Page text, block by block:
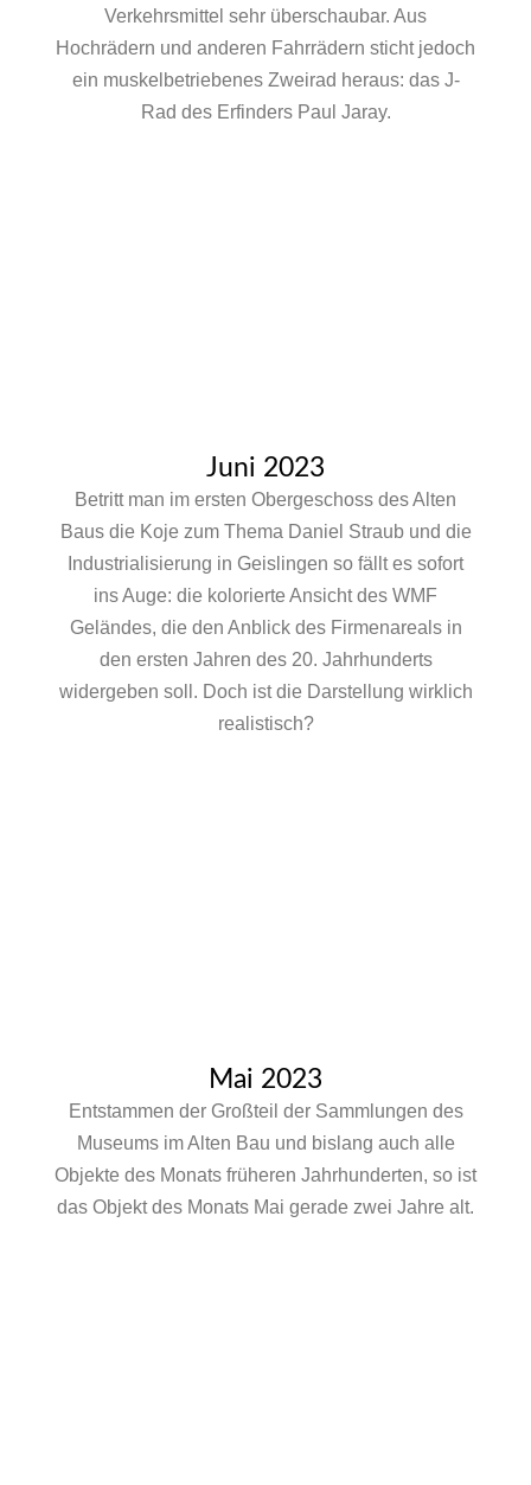
Verkehrsmittel sehr überschaubar. Aus
Hochrädern und anderen Fahrrädern sticht jedoch
ein muskelbetriebenes Zweirad heraus: das J-
Rad des Erfinders Paul Jaray.
Juni 2023
Betritt man im ersten Obergeschoss des Alten
Baus die Koje zum Thema Daniel Straub und die
Industrialisierung in Geislingen so fällt es sofort
ins Auge: die kolorierte Ansicht des WMF
Geländes, die den Anblick des Firmenareals in
den ersten Jahren des 20. Jahrhunderts
widergeben soll. Doch ist die Darstellung wirklich
realistisch?
Mai 2023
Entstammen der Großteil der Sammlungen des
Museums im Alten Bau und bislang auch alle
Objekte des Monats früheren Jahrhunderten, so ist
das Objekt des Monats Mai gerade zwei Jahre alt.